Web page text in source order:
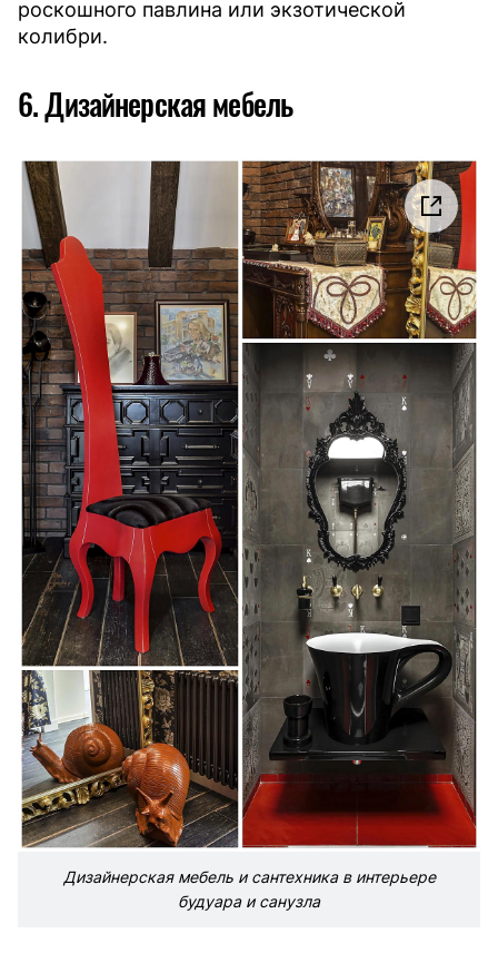
роскошного павлина или экзотической
колибри.
6. Дизайнерская мебель
Дизайнерская мебель и сантехника в интерьере
будуара и санузла